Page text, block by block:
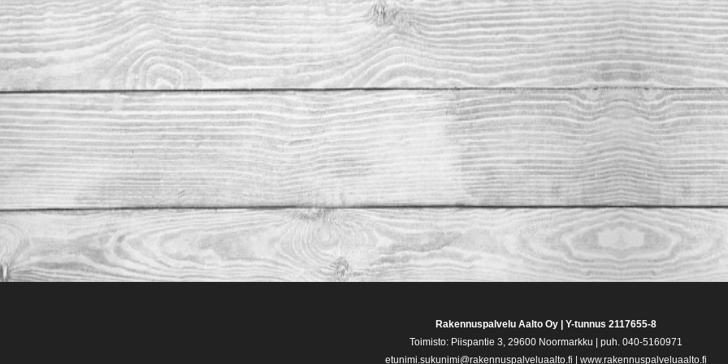
Rakennuspalvelu Aalto Oy | Y-tunnus 2117655-8
Toimisto: Piispantie 3, 29600 Noormarkku | puh. 040-5160971
etunimi.sukunimi@rakennuspalveluaalto.fi | www.rakennuspalveluaalto.fi